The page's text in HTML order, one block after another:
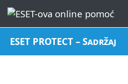
ESET PROTECT – Sadržaj